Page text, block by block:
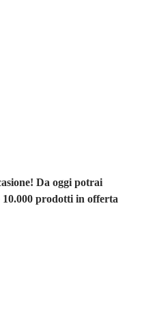
Da oggi potrai
prodotti in offerta